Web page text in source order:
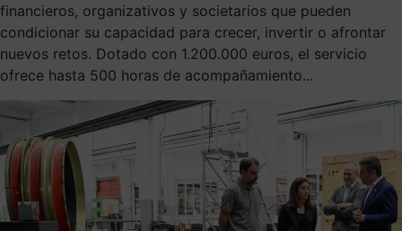
financieros, organizativos y societarios que pueden
condicionar su capacidad para crecer, invertir o afrontar
nuevos retos. Dotado con 1.200.000 euros, el servicio
ofrece hasta 500 horas de acompañamiento...